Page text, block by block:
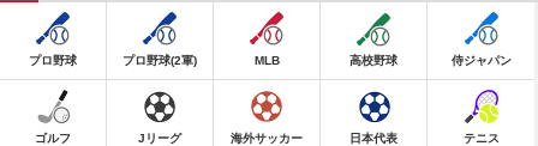
プロ野球 プロ野球(2軍) MLB 高校野球 侍ジャパン
ゴルフ Jリーグ 海外サッカー 日本代表 テニス